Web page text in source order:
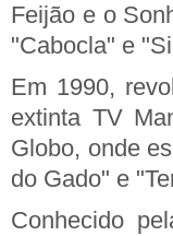
Feijão e o
"Cabocla" e
Em 1990,
extinta TV
Globo, onde
do Gado" e
Conhecido